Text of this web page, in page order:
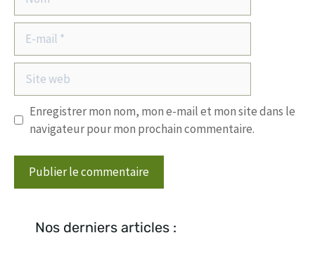
mail
Site
web
Enregistrer mon nom, mon e-mail et mon site dans le
navigateur pour mon prochain commentaire.
Nos derniers articles :